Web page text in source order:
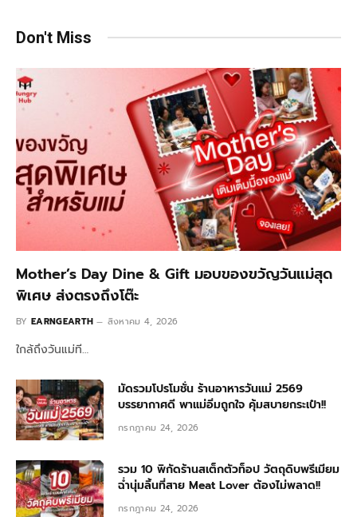
Don't Miss
Mother’s Day Dine & Gift มอบของขวัญวันแม่สุด
พิเศษ ส่งตรงถึงโต๊ะ
BY EARNGEARTH สิงหาคม 4, 2026
ใกล้ถึงวันแม่ที…
มัดรวมโปรโมชั่น ร้านอาหารวันแม่ 2569
บรรยากาศดี พาแม่อิ่มถูกใจ คุ้มสบายกระเป๋า!!
กรกฎาคม 24, 2026
รวม 10 พิกัดร้านสเต็กตัวท็อป วัตถุดิบพรีเมียม
ฉ่ำนุ่มลิ้นที่สาย Meat Lover ต้องไม่พลาด!!
กรกฎาคม 24, 2026